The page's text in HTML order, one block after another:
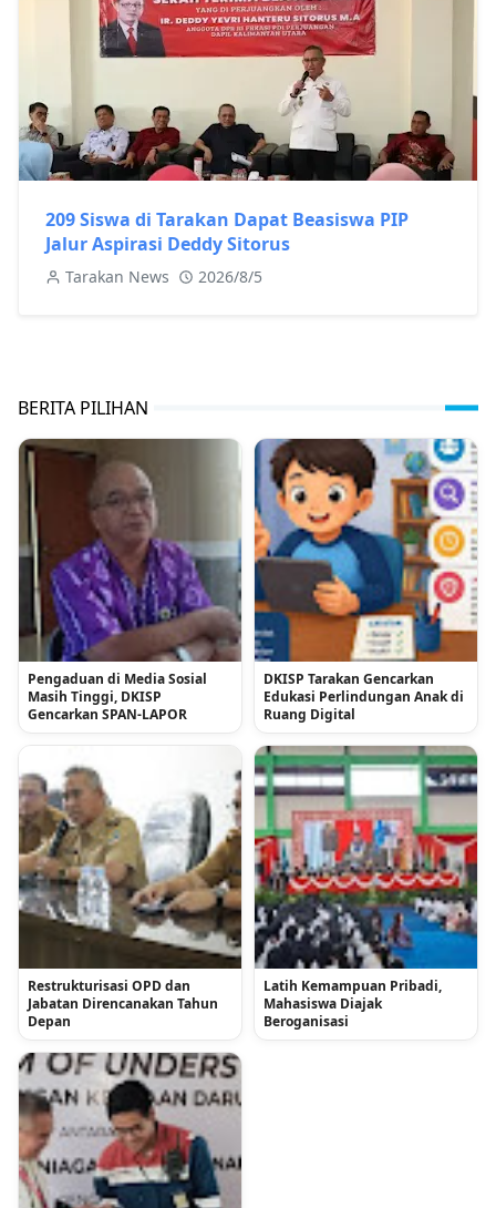
209 Siswa di Tarakan Dapat Beasiswa PIP
Jalur Aspirasi Deddy Sitorus
Tarakan News 2026/8/5
BERITA PILIHAN
Pengaduan di Media Sosial
Masih Tinggi, DKISP
Gencarkan SPAN-LAPOR
DKISP Tarakan Gencarkan
Edukasi Perlindungan Anak di
Ruang Digital
Restrukturisasi OPD dan
Jabatan Direncanakan Tahun
Depan
Latih Kemampuan Pribadi,
Mahasiswa Diajak
Beroganisasi